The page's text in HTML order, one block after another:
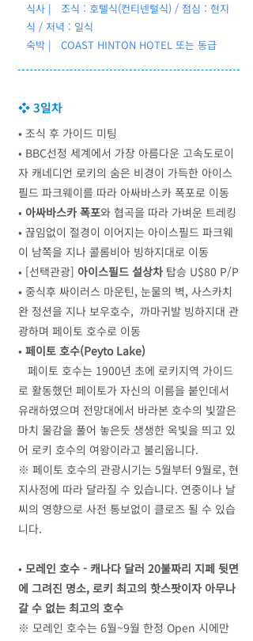
식사 | 조식 : 호텔식(컨티넨털식) / 점심 : 현지
식 / 저녁 : 일식
숙박 | COAST HINTON HOTEL 또는 동급
❖ 3일차
• 조식 후 가이드 미팅
• BBC선정 세계에서 가장 아름다운 고속도로이
자 캐네디언 로키의 숨은 비경이 가득한 아이스
필드 파크웨이를 따라 아싸바스카 폭포로 이동
• 아싸바스카 폭포와 협곡을 따라 가벼운 트레킹
• 끊임없이 절경이 이어지는 아이스필드 파크웨
이 남쪽을 지나 콜롬비아 빙하지대로 이동
• [선택관광] 아이스필드 설상차 탑승 U$80 P/P
• 중식후 싸이러스 마운틴, 눈물의 벽, 사스카치
완 정션을 지나 보우호수, 까마귀발 빙하지대 관
광하며 페이토 호수로 이동
• 페이토 호수(Peyto Lake)
페이토 호수는 1900년 초에 로키지역 가이드
로 활동했던 페이토가 자신의 이름을 붙인데서
유래하였으며 전망대에서 바라본 호수의 빛깔은
마치 물감을 풀어 놓은듯 생생한 옥빛을 띄고 있
어 로키 호수의 여왕이라고 불리웁니다.
※ 페이토 호수의 관광시기는 5월부터 9월로, 현
지사정에 따라 달라질 수 있습니다. 연중이나 날
씨의 영향으로 사전 통보없이 클로즈 될 수 있습
니다.
• 모레인 호수 - 캐나다 달러 20불짜리 지페 뒷면
에 그려진 명소, 로키 최고의 핫스팟이자 아무나
갈 수 없는 최고의 호수
※ 모레인 호수는 6월~9월 한정 Open 시에만